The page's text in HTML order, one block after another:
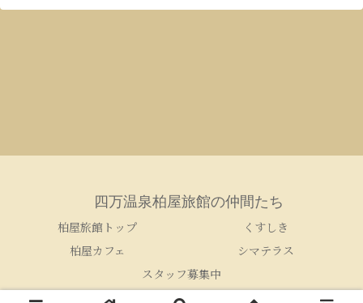
四万温泉柏屋旅館の仲間たち
柏屋旅館トップ
くすしき
柏屋カフェ
シマテラス
スタッフ募集中